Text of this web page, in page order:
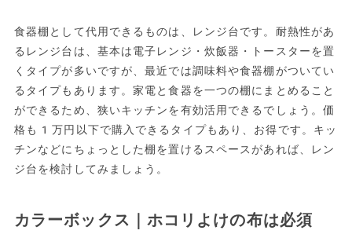
食器棚として代用できるものは、レンジ台です。耐熱性があ
るレンジ台は、基本は電子レンジ・炊飯器・トースターを置
くタイプが多いですが、最近では調味料や食器棚がついてい
るタイプもあります。家電と食器を一つの棚にまとめること
ができるため、狭いキッチンを有効活用できるでしょう。価
格も1万円以下で購入できるタイプもあり、お得です。キッ
チンなどにちょっとした棚を置けるスペースがあれば、レン
ジ台を検討してみましょう。
カラーボックス｜ホコリよけの布は必須